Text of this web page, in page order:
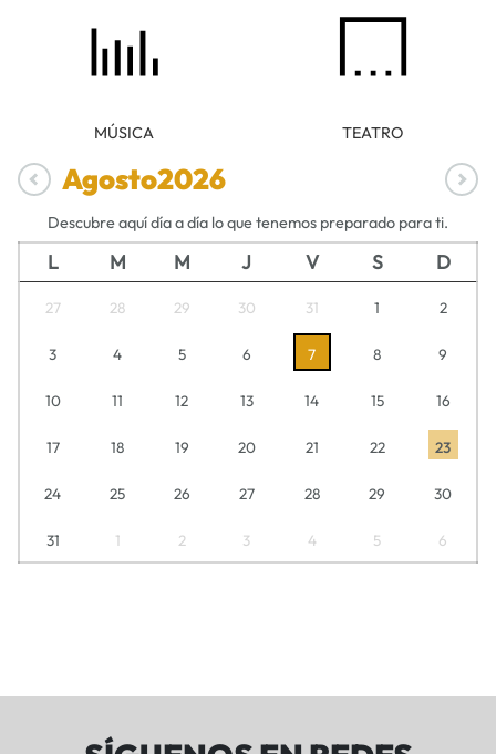
MÚSICA TEATRO
Agosto2026
Descubre aquí día a día lo que tenemos preparado para ti.
L M M J V S D
27 28 29 30 31 1 2
3 4 5 6 7 8 9
10 11 12 13 14 15 16
17 18 19 20 21 22 23
24 25 26 27 28 29 30
31 1 2 3 4 5 6